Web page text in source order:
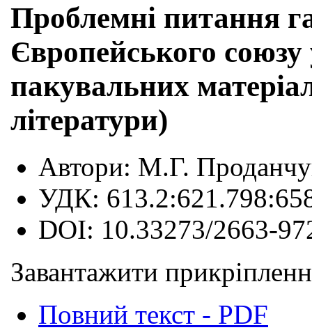
Проблемні питання
Європейського
пакувальних
літератури)
Автори: М.Г.
УДК:
DOI: 10.33273/2663-
Завантажити
Повний текст - PDF